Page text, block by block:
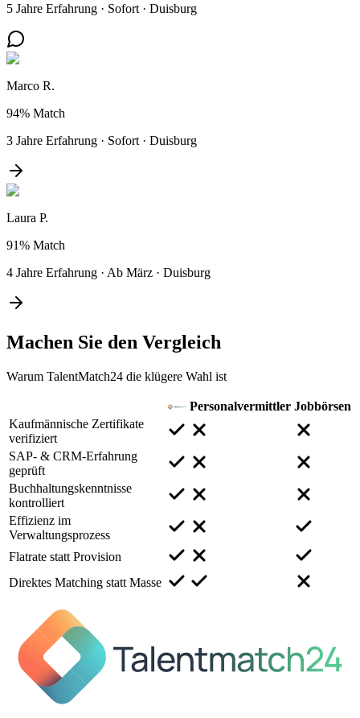
5 Jahre Erfahrung · Sofort · Duisburg
Marco R.
94% Match
3 Jahre Erfahrung · Sofort · Duisburg
Laura P.
91% Match
4 Jahre Erfahrung · Ab März · Duisburg
Machen Sie den Vergleich
Warum TalentMatch24 die klügere Wahl ist
Personalvermittler Jobbörsen
Kaufmännische Zertifikate
verifiziert
SAP- & CRM-Erfahrung
geprüft
Buchhaltungskenntnisse
kontrolliert
Effizienz im
Verwaltungsprozess
Flatrate statt Provision
Direktes Matching statt Masse